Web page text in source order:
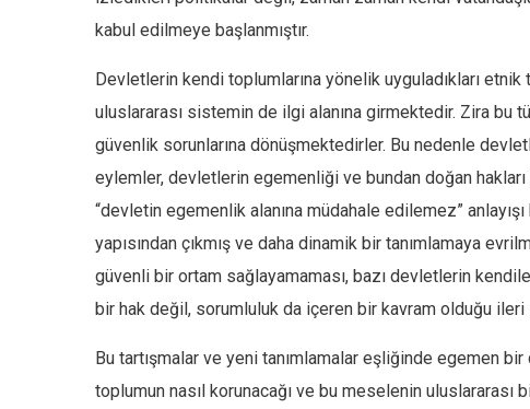
kabul edilmeye başlanmıştır.
Devletlerin kendi toplumlarına yönelik uyguladıkları
uluslararası sistemin de ilgi alanına girmektedir. Zira bu
güvenlik sorunlarına dönüşmektedirler. Bu nedenle
eylemler, devletlerin egemenliği ve bundan doğan
“devletin egemenlik alanına müdahale edilemez”
yapısından çıkmış ve daha dinamik bir tanımlamaya
güvenli bir ortam sağlayamaması, bazı devletlerin
bir hak değil, sorumluluk da içeren bir kavram olduğu ileri
Bu tartışmalar ve yeni tanımlamalar eşliğinde egemen
toplumun nasıl korunacağı ve bu meselenin